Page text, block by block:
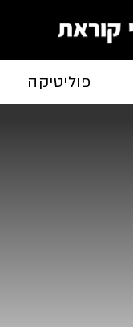
פוליטיקה